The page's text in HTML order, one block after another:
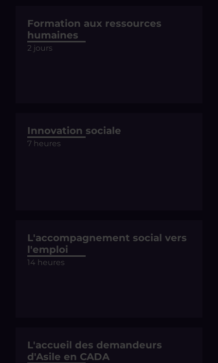
Formation aux ressources
humaines
2 jours
Innovation sociale
7 heures
L'accompagnement social vers
l'emploi
14 heures
L'accueil des demandeurs
d'Asile en CADA